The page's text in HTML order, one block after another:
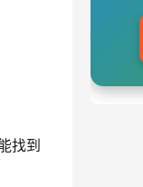
找到